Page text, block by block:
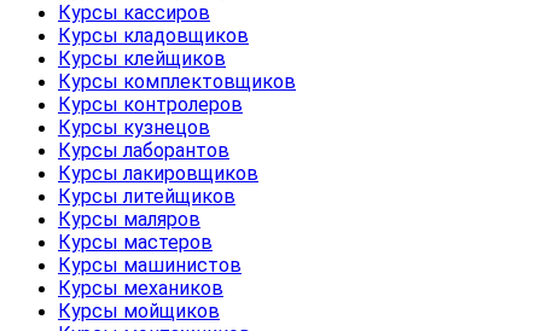
Курсы кассиров
Курсы кладовщиков
Курсы клейщиков
Курсы комплектовщиков
Курсы контролеров
Курсы кузнецов
Курсы лаборантов
Курсы лакировщиков
Курсы литейщиков
Курсы маляров
Курсы мастеров
Курсы машинистов
Курсы механиков
Курсы мойщиков